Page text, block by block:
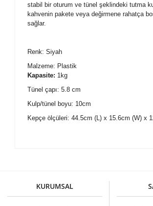
stabil bir oturum ve tünel şeklindeki tutma
kahvenin pakete veya değirmene rahatça
sağlar.
Renk: Siyah
Malzeme: Plastik
Kapasite: 1kg
Tünel çapı: 5.8 cm
Kulp/tünel boyu: 10cm
Kepçe ölçüleri: 44.5cm (L) x 15.6cm (W) x
KURUMSAL